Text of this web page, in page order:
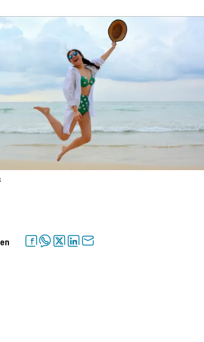
facebookwhatsapptwitterlinkedinletter